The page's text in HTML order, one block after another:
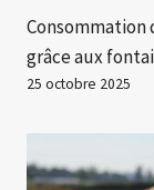
Consommation
grâce aux
25 octobre 2025